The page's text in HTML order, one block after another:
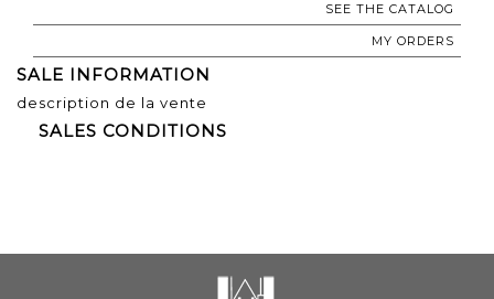
SEE THE CATALOG
MY ORDERS
SALE INFORMATION
description de la vente
SALES CONDITIONS